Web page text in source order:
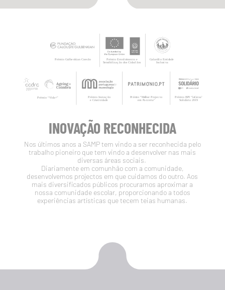
INOVAÇÃO RECONHECIDA
Nos últimos anos a SAMP tem vindo a ser reconhecida pelo
trabalho pioneiro que tem vindo a desenvolver nas mais
diversas áreas sociais.
Diariamente em comunhão com a comunidade,
desenvolvemos projectos em que cuidamos do outro. Aos
mais diversificados públicos procuramos aproximar a
nossa comunidade escolar, proporcionando a todos
experiências artísticas que tecem teias humanas.